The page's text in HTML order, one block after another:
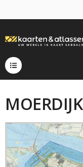
MOERDIJK